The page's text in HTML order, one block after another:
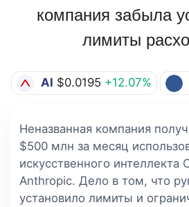
компания забыла
лимиты
AI $0.0195 +12.07%
Неназванная компания
$500 млн за месяц
искусственного интеллекта
Anthropic. Дело в том, что
установило лимиты и